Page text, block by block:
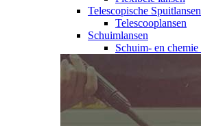
Telescopische Spuitlansen
Telescooplansen
Schuimlansen
Schuim- en chemie